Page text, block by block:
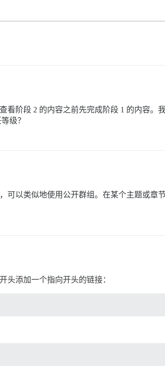
看阶段 2 的内容之前先完成阶段 1 的内容
级？
可以类似地使用公开群组。在某个主题或章
头添加一个指向开头的链接：